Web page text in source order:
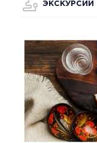
ЭКСКУРСИИ